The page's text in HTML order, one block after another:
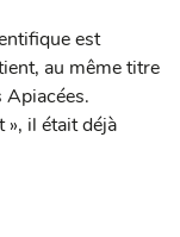
est
au même titre
Apiacées.
», il était déjà